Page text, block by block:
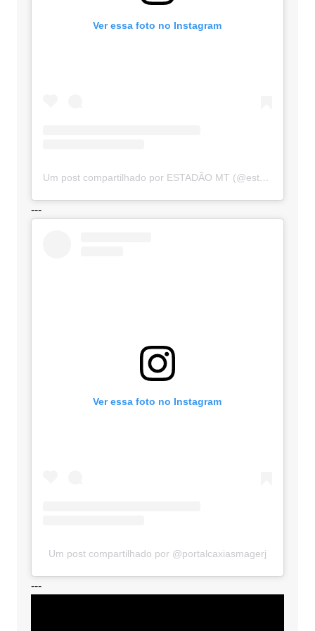
Ver essa foto no Instagram
Um post compartilhado por ESTADÃO MT (@estadaomt)
---
Ver essa foto no Instagram
Um post compartilhado por @portalcaxiasmagerj
---